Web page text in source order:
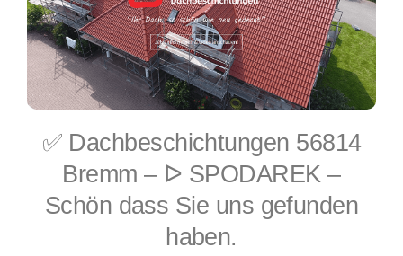
✅ Dachbeschichtungen 56814
Bremm – ᐅ SPODAREK –
Schön dass Sie uns gefunden
haben.